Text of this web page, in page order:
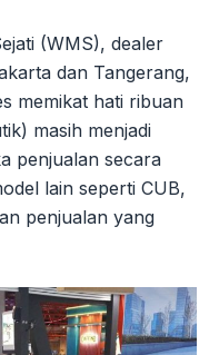
(WMS), dealer
dan Tangerang,
memikat hati ribuan
masih menjadi
penjualan secara
lain seperti CUB,
penjualan yang